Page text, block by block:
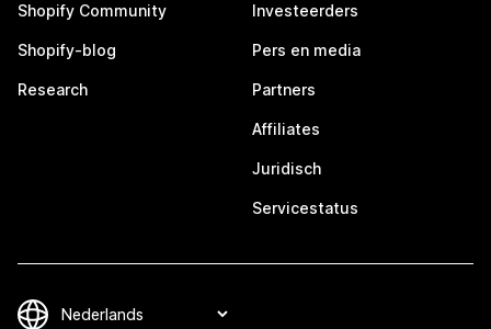
Shopify Community
Shopify-blog
Research
Investeerders
Pers en media
Partners
Affiliates
Juridisch
Servicestatus